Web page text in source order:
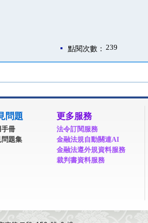
點閱次數： 239
問題
手冊
問題集
更多服務
法令訂閱服務
金融法規自動關連AI
金融法遵外規資料服務
裁判書資料服務